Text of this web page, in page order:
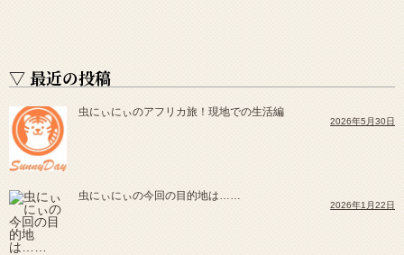
▽ 最近の投稿
虫にぃにぃのアフリカ旅！現地での生活編
2026年5月30日
虫にぃにぃの今回の目的地は……
2026年1月22日